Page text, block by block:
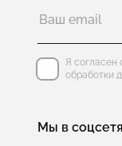
Я согласен
обработки
Мы в